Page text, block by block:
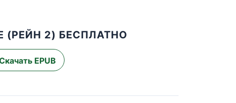
2) БЕСПЛАТНО
EPUB